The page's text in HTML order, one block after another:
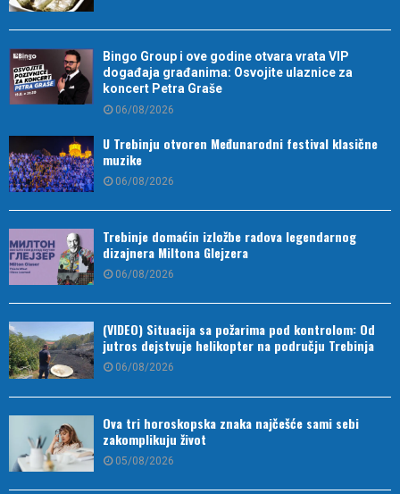
Bingo Group i ove godine otvara vrata VIP
događaja građanima: Osvojite ulaznice za
koncert Petra Graše
06/08/2026
U Trebinju otvoren Međunarodni festival klasične
muzike
06/08/2026
Trebinje domaćin izložbe radova legendarnog
dizajnera Miltona Glejzera
06/08/2026
(VIDEO) Situacija sa požarima pod kontrolom: Od
jutros dejstvuje helikopter na području Trebinja
06/08/2026
Ova tri horoskopska znaka najčešće sami sebi
zakomplikuju život
05/08/2026